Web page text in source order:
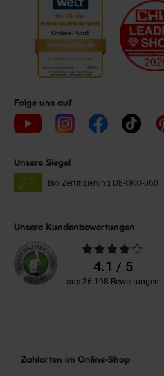
Folge uns auf
Unsere Siegel
Bio Zertifizierung DE-ÖKO-060
Unsere Kundenbewertungen
Durchschnittliche
Bewertungen4.1 / 5
aus 36.198 Bewertungen
Zahlarten im Online-Shop